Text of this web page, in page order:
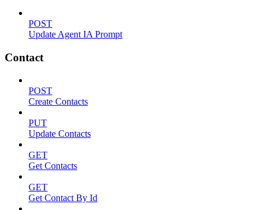
POST
Update Agent IA Prompt
Contact
POST
Create Contacts
PUT
Update Contacts
GET
Get Contacts
GET
Get Contact By Id